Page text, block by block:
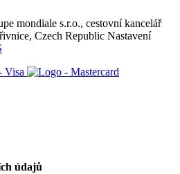
mondiale s.r.o., cestovní kancelář
Czech Republic Nastavení
údajů